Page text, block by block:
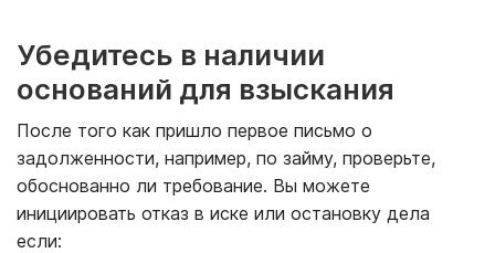
Убедитесь в наличии
оснований для взыскания
После того как пришло первое письмо о
задолженности, например, по займу, проверьте,
обоснованно ли требование. Вы можете
инициировать отказ в иске или остановку дела
если: